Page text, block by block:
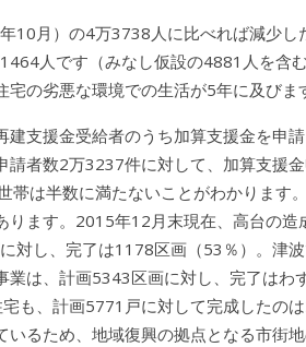
10月）の4万3738人に比べれば減少し
人です（みなし仮設の4881人を含む
の劣悪な環境での生活が5年に及びま
支援金受給者のうち加算支援金を申
請者数2万3237件に対して、加算支援
は半数に満たないことがわかります
ります。2015年12月末現在、高台の造
対し、完了は1178区画（53％）。津
業は、計画5343区画に対し、完了はわ
も、計画5771戸に対して完成したの
るため、地域復興の拠点となる市街